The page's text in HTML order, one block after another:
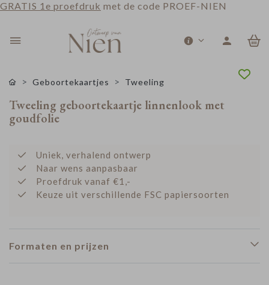
GRATIS 1e proefdruk met de code PROEF-NIEN
Geboortekaartjes Tweeling
Tweeling geboortekaartje linnenlook met
goudfolie
Uniek, verhalend ontwerp
Naar wens aanpasbaar
Proefdruk vanaf €1,-
Keuze uit verschillende FSC papiersoorten
Formaten en prijzen